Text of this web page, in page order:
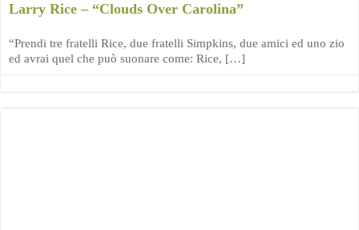
Larry Rice – “Clouds Over Carolina”
“Prendi tre fratelli Rice, due fratelli Simpkins, due amici ed uno zio
ed avrai quel che può suonare come: Rice, […]